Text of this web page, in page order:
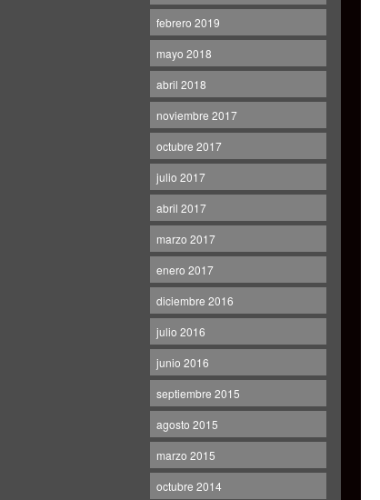
febrero 2019
mayo 2018
abril 2018
noviembre 2017
octubre 2017
julio 2017
abril 2017
marzo 2017
enero 2017
diciembre 2016
julio 2016
junio 2016
septiembre 2015
agosto 2015
marzo 2015
octubre 2014